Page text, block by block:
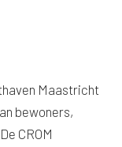
Maastricht
bewoners,
CROM